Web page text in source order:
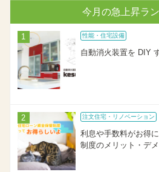
今月の急上昇ラ
性能・住宅設備
自動消火装置を DIY
注文住宅・リノベーション
利息や手数料がお得
制度のメリット・デ